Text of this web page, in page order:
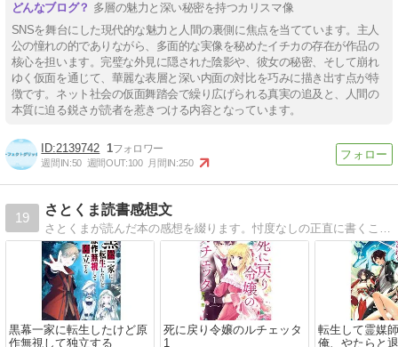
多層の魅力と深い秘密を持つカリスマ像
SNSを舞台にした現代的な魅力と人間の裏側に焦点を当てています。主人
公の憧れの的でありながら、多面的な実像を秘めたイチカの存在が作品の
核心を担います。完璧な外見に隠された陰影や、彼女の秘密、そして崩れ
ゆく仮面を通じて、華麗な表層と深い内面の対比を巧みに描き出す点が特
徴です。ネット社会の仮面舞踏会で繰り広げられる真実の追及と、人間の
本質に迫る鋭さが読者を惹きつける内容となっています。
2139742 1
週間IN:50 週間OUT:100 月間IN:250
19
さとくま読書感想文
さとくまが読んだ本の感想を綴ります。忖度なしの正直に書くことを心がけています。
黒幕一家に転生したけど原
作無視して独立する
死に戻り令嬢のルチェッタ
1
転生して霊媒
俺、やたらと